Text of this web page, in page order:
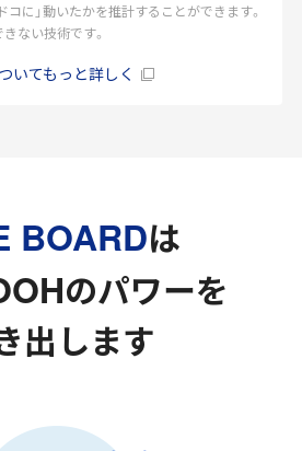
コに」動いたかを推計することができます。
ない技術です。
いてもっと詳しく
BOARDは
のパワーを
出します